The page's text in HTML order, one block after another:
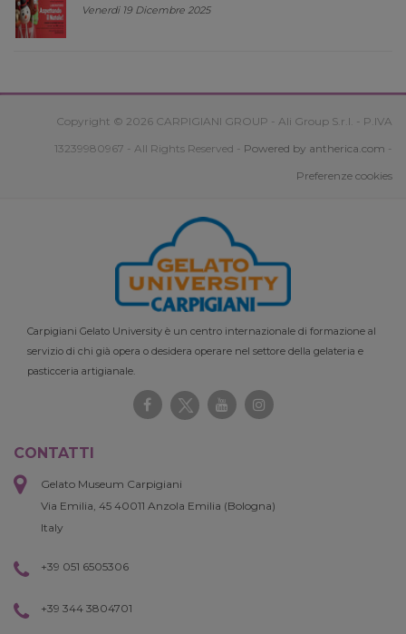
Venerdi 19 Dicembre 2025
Copyright © 2026 CARPIGIANI GROUP - Ali Group S.r.l. - P.IVA
13239980967 - All Rights Reserved - Powered by antherica.com -
Preferenze cookies
Carpigiani Gelato University è un centro internazionale di formazione al
servizio di chi già opera o desidera operare nel settore della gelateria e
pasticceria artigianale.
CONTATTI
Gelato Museum Carpigiani
Via Emilia, 45 40011 Anzola Emilia (Bologna)
Italy
+39 051 6505306
+39 344 3804701